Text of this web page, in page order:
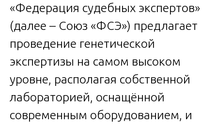
«Федерация судебных экспертов»
(далее – Союз «ФСЭ») предлагает
проведение генетической
экспертизы на самом высоком
уровне, располагая собственной
лабораторией, оснащённой
современным оборудованием, и